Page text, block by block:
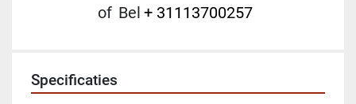
of Bel + 31113700257
Specificaties